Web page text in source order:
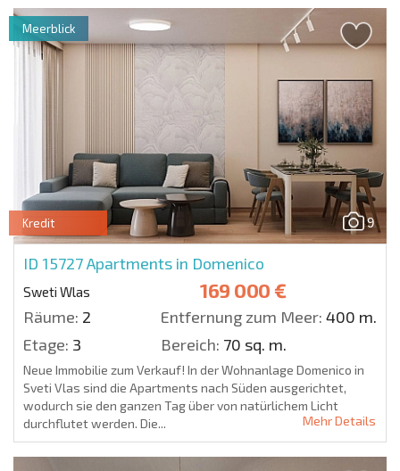
9
Kredit
ID 15727Apartments in Domenico
Sweti Wlas 169 000 €
Räume: 2 Entfernung zum Meer: 400 m.
Etage: 3 Bereich: 70 sq. m.
Meerblick
Neue Immobilie zum Verkauf! In der Wohnanlage Domenico in
Sveti Vlas sind die Apartments nach Süden ausgerichtet,
wodurch sie den ganzen Tag über von natürlichem Licht
durchflutet werden. Die...
Mehr Details